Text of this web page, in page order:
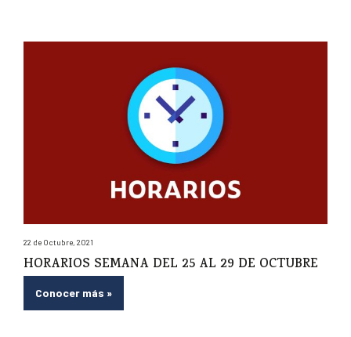
22 de Octubre, 2021
HORARIOS SEMANA DEL 25 AL 29 DE OCTUBRE
Conocer más »